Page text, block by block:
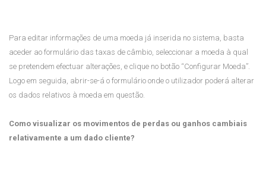
Para editar informações de uma moeda já inserida no sistema, basta
aceder ao formulário das taxas de câmbio, seleccionar a moeda à qual
se pretendem efectuar alterações, e clique no botão “Configurar Moeda”.
Logo em seguida, abrir-se-á o formulário onde o utilizador poderá alterar
os dados relativos à moeda em questão.
Como visualizar os movimentos de perdas ou ganhos cambiais
relativamente a um dado cliente?